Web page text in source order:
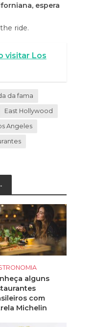
espera
ride.
visitar Los
da fama
East Hollywood
Angeles
alguns
com
Michelin